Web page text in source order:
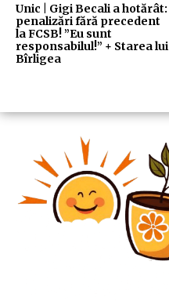
Unic | Gigi Becali a hotărât:
penalizări fără precedent
la FCSB! ”Eu sunt
responsabilul!” + Starea lui
Bîrligea